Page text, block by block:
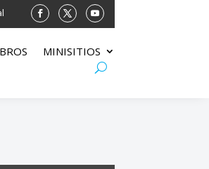
MINISITIOS